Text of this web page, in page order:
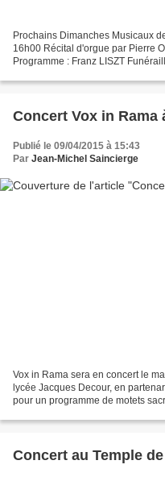
Prochains Dimanches Musicaux
16h00 Récital d'orgue par Pierre
Programme : Franz LISZT
Concert Vox in Rama
Publié le 09/04/2015 à 15:43
Par Jean-Michel Saincierge
Vox in Rama sera en concert le
lycée Jacques Decour, en
pour un programme de motets
Concert au Temple